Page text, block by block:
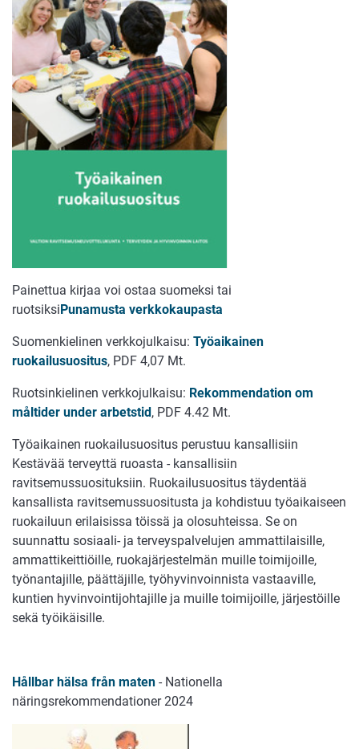
Painettua kirjaa voi ostaa suomeksi tai
ruotsiksiPunamusta verkkokaupasta
Suomenkielinen verkkojulkaisu: Työaikainen
ruokailusuositus, PDF 4,07 Mt.
Ruotsinkielinen verkkojulkaisu: Rekommendation om
måltider under arbetstid, PDF 4.42 Mt.
Työaikainen ruokailusuositus perustuu kansallisiin
Kestävää terveyttä ruoasta - kansallisiin
ravitsemussuosituksiin. Ruokailusuositus täydentää
kansallista ravitsemussuositusta ja kohdistuu työaikaiseen
ruokailuun erilaisissa töissä ja olosuhteissa. Se on
suunnattu sosiaali- ja terveyspalvelujen ammattilaisille,
ammattikeittiöille, ruokajärjestelmän muille toimijoille,
työnantajille, päättäjille, työhyvinvoinnista vastaaville,
kuntien hyvinvointijohtajille ja muille toimijoille, järjestöille
sekä työikäisille.
Hållbar hälsa från maten - Nationella
näringsrekommendationer 2024